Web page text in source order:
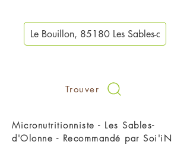
Trouver
Micronutritionniste - Les Sables-
d'Olonne - Recommandé par Soi'iN